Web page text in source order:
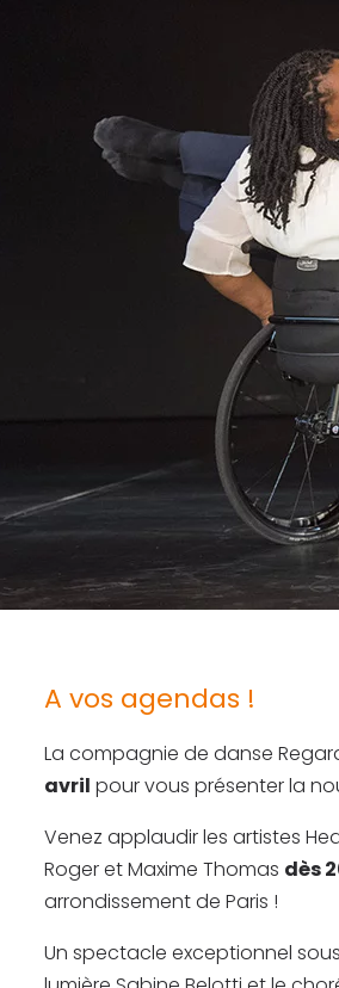
A vos agendas !
La compagnie de danse
avril pour vous présenter la
Venez applaudir les artistes
Roger et Maxime Thomas dès
arrondissement de Paris !
Un spectacle exceptionnel